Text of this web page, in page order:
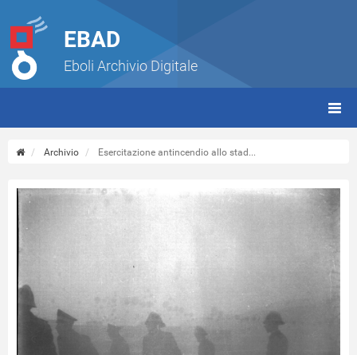
EBAD
Eboli Archivio Digitale
Archivio Esercitazione antincendio allo stad...